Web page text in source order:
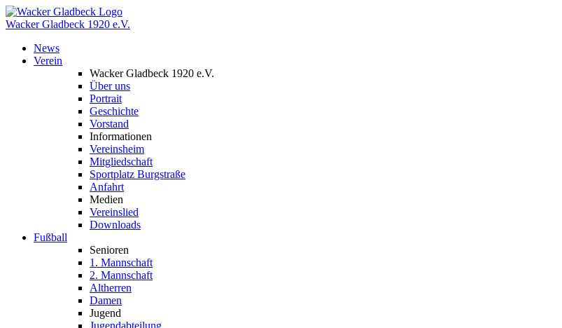
Wacker Gladbeck 1920 e.V.
News
Verein
Wacker Gladbeck 1920 e.V.
Über uns
Portrait
Geschichte
Vorstand
Informationen
Vereinsheim
Mitgliedschaft
Sportplatz Burgstraße
Anfahrt
Medien
Vereinslied
Downloads
Fußball
Senioren
1. Mannschaft
2. Mannschaft
Altherren
Damen
Jugend
Jugendabteilung